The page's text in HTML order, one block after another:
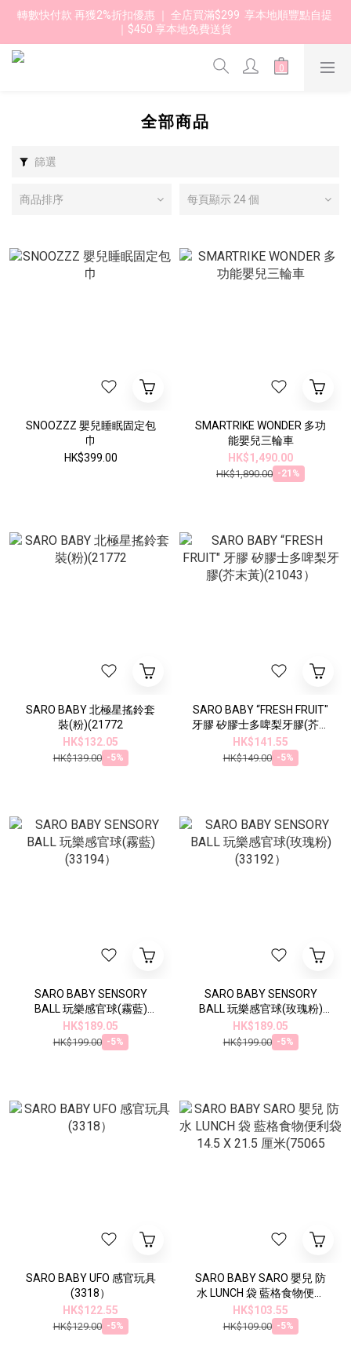
轉數快付款 再獲2%折扣優惠 ｜ 全店買滿$299  享本地順豐點自提
｜$450 享本地免費送貨
全部商品
篩選
商品排序 每頁顯示 24 個
SNOOZZZ 嬰兒睡眠固定包
巾
HK$399.00
SMARTRIKE WONDER 多功
能嬰兒三輪車
HK$1,490.00
HK$1,890.00 -21%
SARO BABY 北極星搖鈴套
裝(粉)(21772
HK$132.05
HK$139.00 -5%
SARO BABY “FRESH FRUIT"
牙膠 矽膠士多啤梨牙膠(芥末
黃)(21043）
HK$141.55
HK$149.00 -5%
SARO BABY SENSORY
BALL 玩樂感官球(霧藍)
(33194）
HK$189.05
HK$199.00 -5%
SARO BABY SENSORY
BALL 玩樂感官球(玫瑰粉)
(33192）
HK$189.05
HK$199.00 -5%
SARO BABY UFO 感官玩具
(3318）
HK$122.55
HK$129.00 -5%
SARO BABY SARO 嬰兒 防
水 LUNCH 袋 藍格食物便利
袋 14.5 X 21.5 厘米(75065
HK$103.55
HK$109.00 -5%